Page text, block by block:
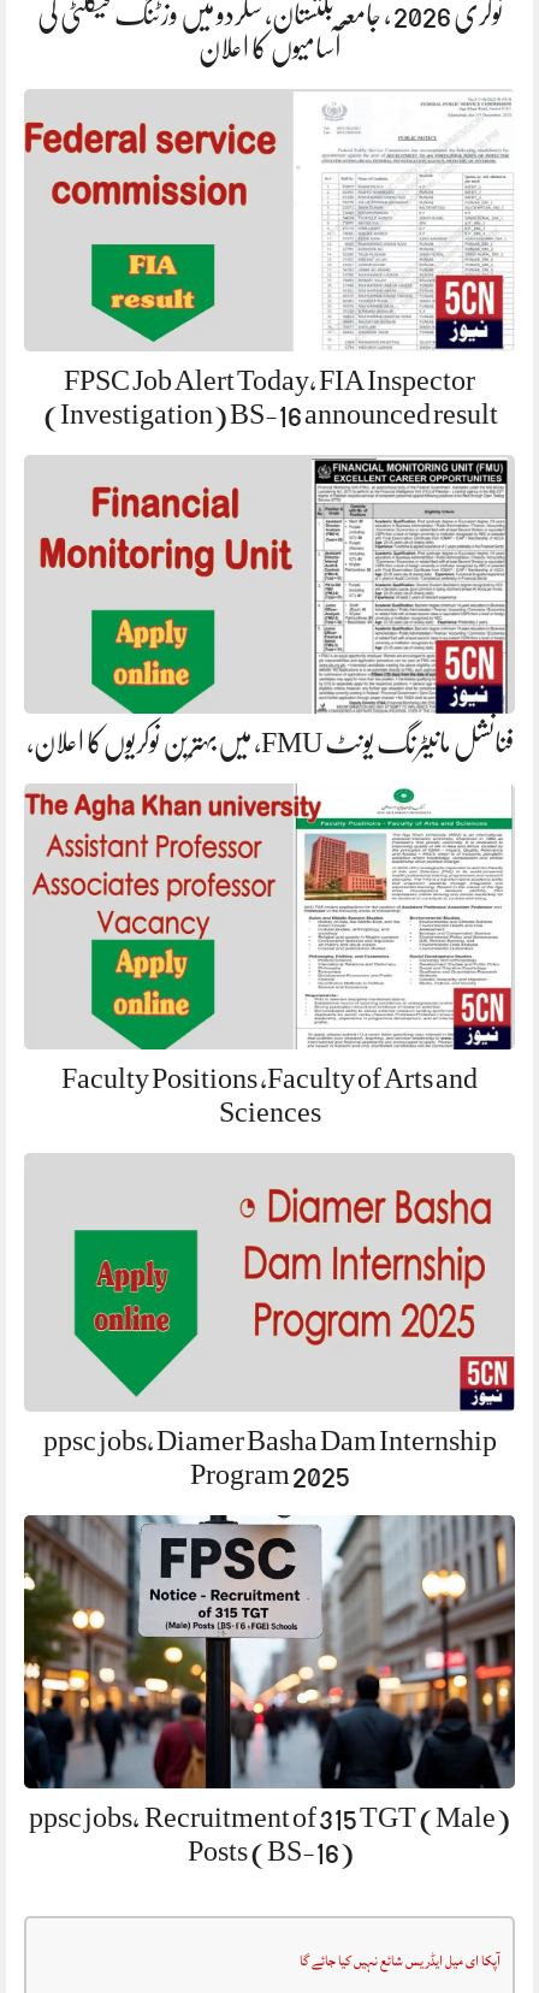
نوکری 2026 ، جامعہ بلتستان، سکردو میں وزٹنگ فیکلٹی کی
آسامیوں کا اعلان
FPSC Job Alert Today, FIA Inspector
(Investigation) BS-16 announced result
فنانشل مانیٹرنگ یونٹ FMU، میں‌بہترین نوکریوں‌کا اعلان،
Faculty Positions ,Faculty of Arts and
Sciences
ppsc jobs, Diamer Basha Dam Internship
Program 2025
ppsc jobs, Recruitment of 315 TGT (Male)
Posts (BS-16)
آپکا ای میل ایڈریس شائع نہیں کیا جائے گا